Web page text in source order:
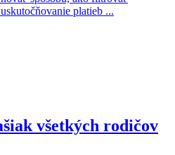
platieb ...
všetkých rodičov